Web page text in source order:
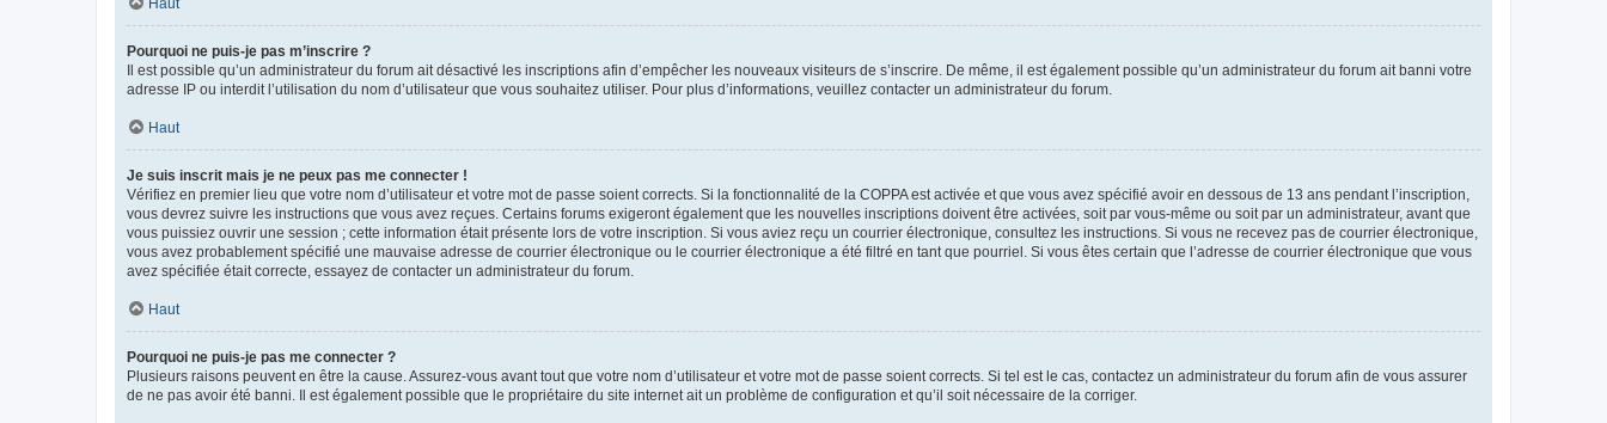
Pourquoi ne puis-je pas m’inscrire ?
Il est possible qu’un administrateur du forum ait désactivé les inscriptions afin d’empêcher les nouveaux visiteurs de s’inscrire. De même, il est également possible qu’un administrateur du forum ait banni votre
adresse IP ou interdit l’utilisation du nom d’utilisateur que vous souhaitez utiliser. Pour plus d’informations, veuillez contacter un administrateur du forum.
Haut
Je suis inscrit mais je ne peux pas me connecter !
Vérifiez en premier lieu que votre nom d’utilisateur et votre mot de passe soient corrects. Si la fonctionnalité de la COPPA est activée et que vous avez spécifié avoir en dessous de 13 ans pendant l’inscription,
vous devrez suivre les instructions que vous avez reçues. Certains forums exigeront également que les nouvelles inscriptions doivent être activées, soit par vous-même ou soit par un administrateur, avant que
vous puissiez ouvrir une session ; cette information était présente lors de votre inscription. Si vous aviez reçu un courrier électronique, consultez les instructions. Si vous ne recevez pas de courrier électronique,
vous avez probablement spécifié une mauvaise adresse de courrier électronique ou le courrier électronique a été filtré en tant que pourriel. Si vous êtes certain que l’adresse de courrier électronique que vous
avez spécifiée était correcte, essayez de contacter un administrateur du forum.
Haut
Pourquoi ne puis-je pas me connecter ?
Plusieurs raisons peuvent en être la cause. Assurez-vous avant tout que votre nom d’utilisateur et votre mot de passe soient corrects. Si tel est le cas, contactez un administrateur du forum afin de vous assurer
de ne pas avoir été banni. Il est également possible que le propriétaire du site internet ait un problème de configuration et qu’il soit nécessaire de la corriger.